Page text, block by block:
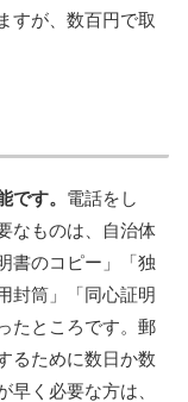
すが、数百円で取
です。 電話をし
なものは、自治体
書のコピー」「独
封筒」「同心証明
たところです。郵
るために数日か数
く必要な方は、